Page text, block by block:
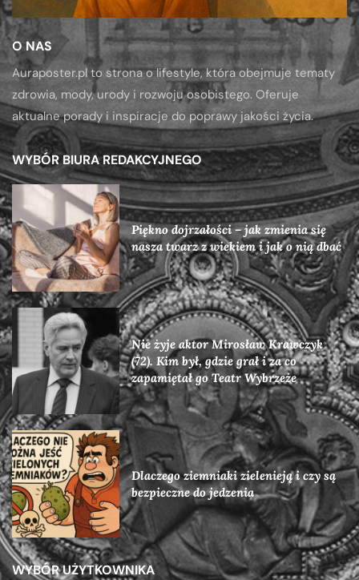
O NAS
Auraposter.pl to strona o lifestyle, która obejmuje tematy
zdrowia, mody, urody i rozwoju osobistego. Oferuje
aktualne porady i inspiracje do poprawy jakości życia.
WYBÓR BIURA REDAKCYJNEGO
Piękno dojrzałości – jak zmienia się
nasza twarz z wiekiem i jak o nią dbać
Nie żyje aktor Mirosław Krawczyk
(72). Kim był, gdzie grał i za co
zapamiętał go Teatr Wybrzeże
Dlaczego ziemniaki zielenieją i czy są
bezpieczne do jedzenia
WYBÓR UŻYTKOWNIKA